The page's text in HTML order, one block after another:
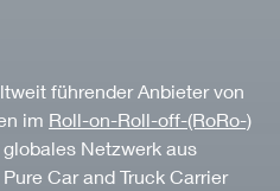
führender Anbieter von
im Roll-on-Roll-off-(RoRo-)
globales Netzwerk aus
Car and Truck Carrier